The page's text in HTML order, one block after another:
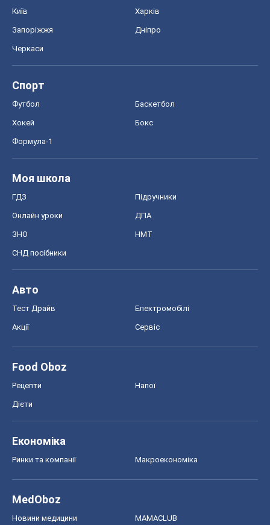
Київ Харків
Запоріжжя Дніпро
Черкаси
Спорт
Футбол Баскетбол
Хокей Бокс
Формула-1
Моя школа
ГДЗ Підручники
Онлайн уроки ДПА
ЗНО НМТ
СНД посібники
Авто
Тест Драйв Електромобілі
Акції Сервіс
Food Oboz
Рецепти Напої
Дієти
Економіка
Ринки та компанії Макроекономіка
MedOboz
Новини медицини MAMACLUB